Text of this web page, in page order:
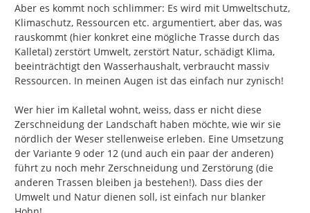
Aber es kommt noch schlimmer: Es wird mit Umweltschutz,
Klimaschutz, Ressourcen etc. argumentiert, aber das, was
rauskommt (hier konkret eine mögliche Trasse durch das
Kalletal) zerstört Umwelt, zerstört Natur, schädigt Klima,
beeinträchtigt den Wasserhaushalt, verbraucht massiv
Ressourcen. In meinen Augen ist das einfach nur zynisch!
Wer hier im Kalletal wohnt, weiss, dass er nicht diese
Zerschneidung der Landschaft haben möchte, wie wir sie
nördlich der Weser stellenweise erleben. Eine Umsetzung
der Variante 9 oder 12 (und auch ein paar der anderen)
führt zu noch mehr Zerschneidung und Zerstörung (die
anderen Trassen bleiben ja bestehen!). Dass dies der
Umwelt und Natur dienen soll, ist einfach nur blanker